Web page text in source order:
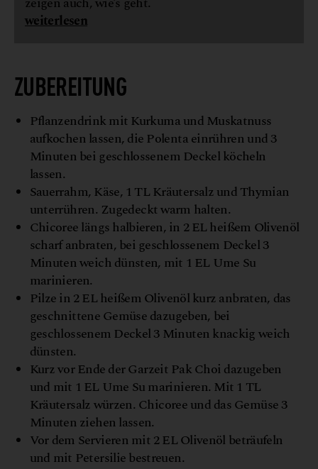
weiterlesen
ZUBEREITUNG
Pflanzendrink mit Kurkuma und Muskatnuss
aufkochen lassen, die Polenta einrühren und 3
Minuten bei geschlossenem Deckel köcheln
lassen.
Sauerrahm, Käse, 1 TL Kräutersalz und Thymian
unterrühren. Zugedeckt warm halten.
Chicoree längs halbieren, in 2 EL heißem Olivenöl
scharf anbraten, bei geschlossenem Deckel 3
Minuten weich dünsten, mit 1 EL Ume Su
marinieren.
Pilze in 2 EL heißem Olivenöl kurz anbraten, das
geschnittene Gemüse dazugeben, bei
geschlossenem Deckel 3 Minuten knackig weich
dünsten.
Kurz vor Ende der Garzeit Pak Choi dazugeben
und mit 1 EL Ume Su marinieren. Mit 1 TL
Kräutersalz würzen. Chicoree und das Gemüse 3
Minuten ziehen lassen.
Vor dem Servieren mit 2 EL Olivenöl beträufeln
und mit Petersilie bestreuen.